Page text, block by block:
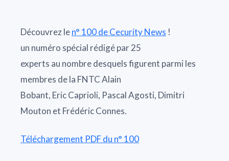
Découvrez len° 100 de Cecurity News !
un numéro spécial rédigé par 25
experts au nombre desquels figurent parmi les
membres de la FNTC Alain
Bobant, Eric Caprioli, Pascal Agosti, Dimitri
Mouton et Frédéric Connes.
Téléchargement PDF du n° 100